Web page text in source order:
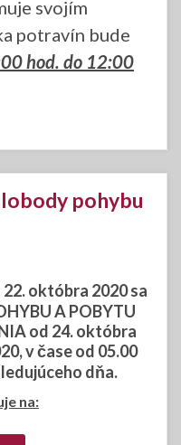
svojím
potravín bude
hod. do 12:00
pohybu
22. októbra 2020 sa
A POBYTU
od 24. októbra
v čase od 05.00
dňa.
na: